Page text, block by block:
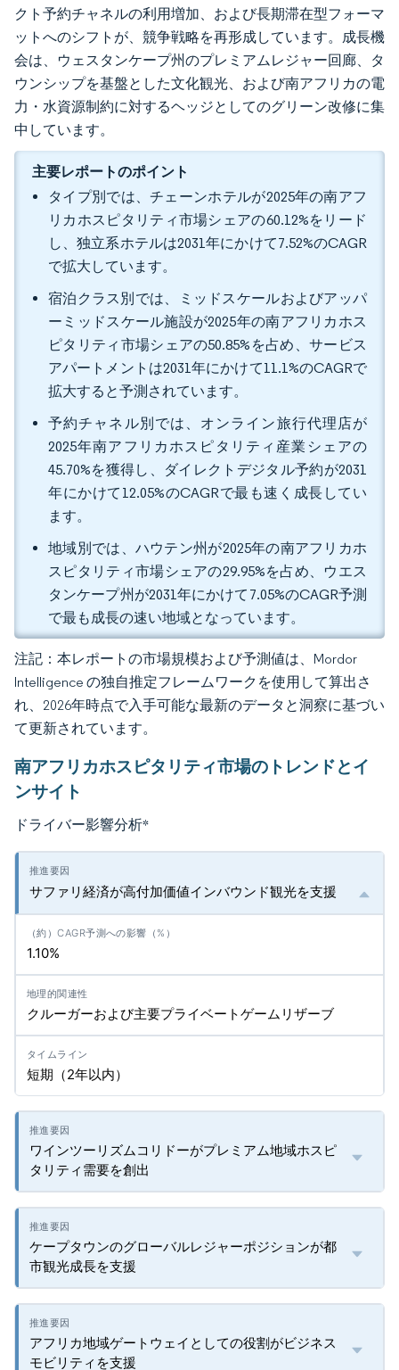
クト予約チャネルの利用増加、および長期滞在型フォーマ
ットへのシフトが、競争戦略を再形成しています。成長機
会は、ウェスタンケープ州のプレミアムレジャー回廊、タ
ウンシップを基盤とした文化観光、および南アフリカの電
力・水資源制約に対するヘッジとしてのグリーン改修に集
中しています。
主要レポートのポイント
タイプ別では、チェーンホテルが2025年の南アフ
リカホスピタリティ市場シェアの60.12%をリード
し、独立系ホテルは2031年にかけて7.52%のCAGR
で拡大しています。
宿泊クラス別では、ミッドスケールおよびアッパ
ーミッドスケール施設が2025年の南アフリカホス
ピタリティ市場シェアの50.85%を占め、サービス
アパートメントは2031年にかけて11.1%のCAGRで
拡大すると予測されています。
予約チャネル別では、オンライン旅行代理店が
2025年南アフリカホスピタリティ産業シェアの
45.70%を獲得し、ダイレクトデジタル予約が2031
年にかけて12.05%のCAGRで最も速く成長してい
ます。
地域別では、ハウテン州が2025年の南アフリカホ
スピタリティ市場シェアの29.95%を占め、ウエス
タンケープ州が2031年にかけて7.05%のCAGR予測
で最も成長の速い地域となっています。
注記：本レポートの市場規模および予測値は、Mordor
Intelligence の独自推定フレームワークを使用して算出さ
れ、2026年時点で入手可能な最新のデータと洞察に基づい
て更新されています。
南アフリカホスピタリティ市場のトレンドとイ
ンサイト
ドライバー影響分析*
サファリ経済が高付加価値インバウンド観光を支援
1.10%
クルーガーおよび主要プライベートゲームリザーブ
短期（2年以内）
ワインツーリズムコリドーがプレミアム地域ホスピ
タリティ需要を創出
ケープタウンのグローバルレジャーポジションが都
市観光成長を支援
アフリカ地域ゲートウェイとしての役割がビジネス
モビリティを支援